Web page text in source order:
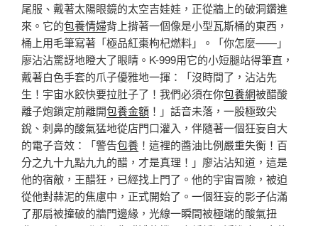
尾服、戴著太陽眼鏡的太空吉娃娃，正從牆上的破洞鑽進
來。它的包養情婦背上揹著一個像是小型瓦斯桶的東西，
桶上用毛筆寫著「極品紅棗枸杞燃料」。「你怎麼——」
廖沾沾驚訝地瞪大了眼睛。K-999用它的小短腿站得筆直，
戴著白色手套的爪子優雅地一揮：「沒時間了，沾沾先
生！宇宙水餃快要拉肚子了！我們必須在你包養網被醋酸
離子炮鎖定前離開包養金額 ！」話音未落，一股極致尖
銳、刺鼻的酸氣猛地從店門口灌入，伴隨著一個狂妄自大
的電子音效：「警告包養 ！這裡的醬油比例嚴重失衡！百
分之九十九點九九的醋，才是真理！」廖沾沾知道，這是
他的宿敵，王醋狂，已經找上門了。他的宇宙冒險，被迫
從他對蒜泥的焦慮中，正式開始了。一個狂妄的影子佔滿
了那扇被撞破的牆門邊緣，光線一瞬間被極端的酸氣扭